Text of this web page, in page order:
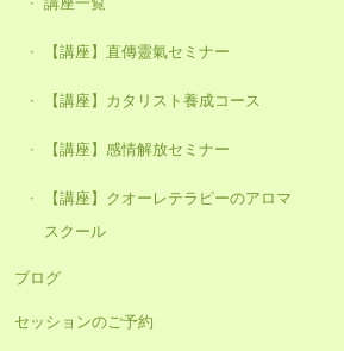
【講座】直傳靈氣セミナー
【講座】カタリスト養成コース
【講座】感情解放セミナー
【講座】クオーレテラピーのアロマ
スクール
ブログ
セッションのご予約